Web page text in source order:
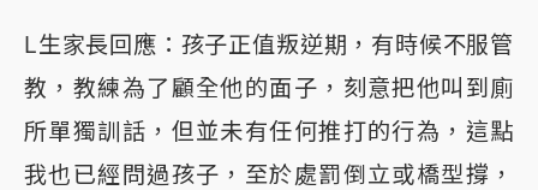
L生家長回應：孩子正值叛逆期，有時候不服管
教，教練為了顧全他的面子，刻意把他叫到廁
所單獨訓話，但並未有任何推打的行為，這點
我也已經問過孩子，至於處罰倒立或橋型撐，